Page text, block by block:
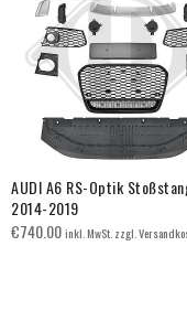
AUDI A6 RS-Optik
2014-2019
€740.00inkl. MwSt. zzgl.